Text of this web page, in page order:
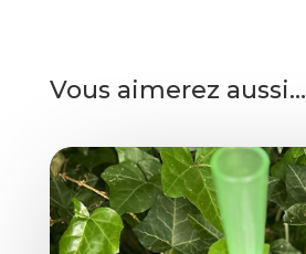
Vous aimerez aussi…